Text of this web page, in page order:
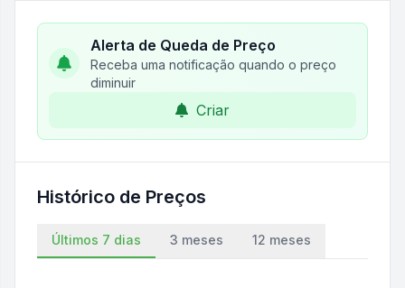
Alerta de Queda de Preço
Receba uma notificação quando o preço
diminuir
Criar
Histórico de Preços
Últimos 7 dias 3 meses 12 meses